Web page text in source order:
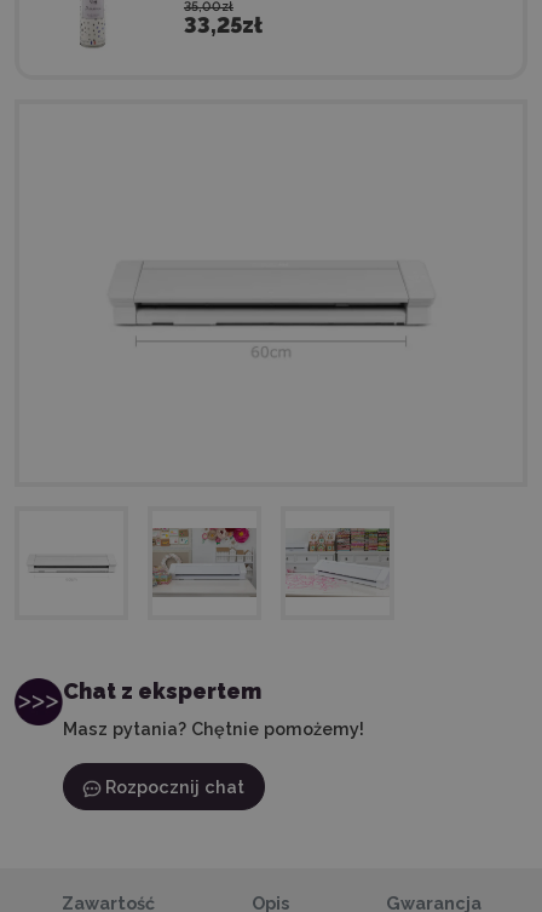
Chat z ekspertem
Masz pytania? Chętnie pomożemy!
Rozpocznij chat
35,00zł
33,25zł
Zawartość Opis Gwarancja